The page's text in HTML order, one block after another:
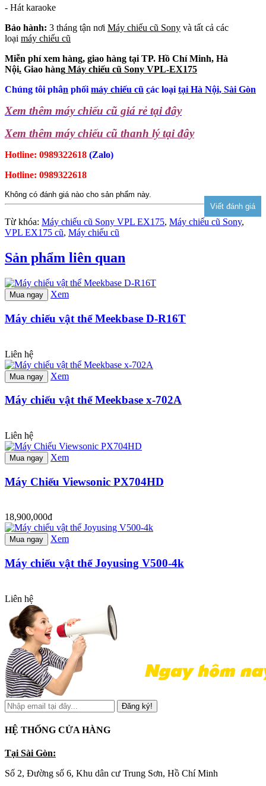
- Hát karaoke
Bảo hành: 3 tháng tận nơi Máy chiếu cũ Sony và tất cả các
loại máy chiếu cũ
Miễn phí xem hàng, giao hàng tại TP. Hồ Chí Minh, Hà
Nội. Giao hàng Máy chiếu cũ Sony VPL-EX175
Chúng tôi phân phối máy chiếu cũ các loại tại Hà Nội, Sài Gòn
Xem thêm máy chiếu cũ giá rẻ tại đây
Xem thêm máy chiếu cũ thanh lý tại đây
Hotline: 0989322618 (Zalo)
Hotline: 0989322618
Không có đánh giá nào cho sản phẩm này.
Từ khóa: Máy chiếu cũ Sony VPL EX175, Máy chiếu cũ Sony,
VPL EX175 cũ, Máy chiếu cũ
Sản phẩm liên quan
Mua ngay Xem
Máy chiếu vật thể Meekbase D-R16T
Liên hệ
Mua ngay Xem
Máy chiếu vật thể Meekbase x-702A
Liên hệ
Mua ngay Xem
Máy Chiếu Viewsonic PX704HD
18,900,000đ
Mua ngay Xem
Máy chiếu vật thể Joyusing V500-4k
Liên hệ
Đăng ký!
HỆ THỐNG CỬA HÀNG
Tại Sài Gòn:
Số 2, Đường số 6, Khu dân cư Trung Sơn, Hồ Chí Minh